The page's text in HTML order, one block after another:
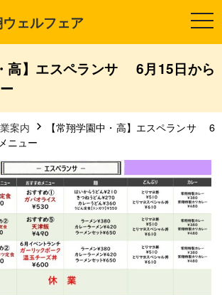
ェルフェア
t
o
e
i
n
高】エスペランサ 6月15日から
案内
【常翔学園中・高】エスペランサ 6
ニュー